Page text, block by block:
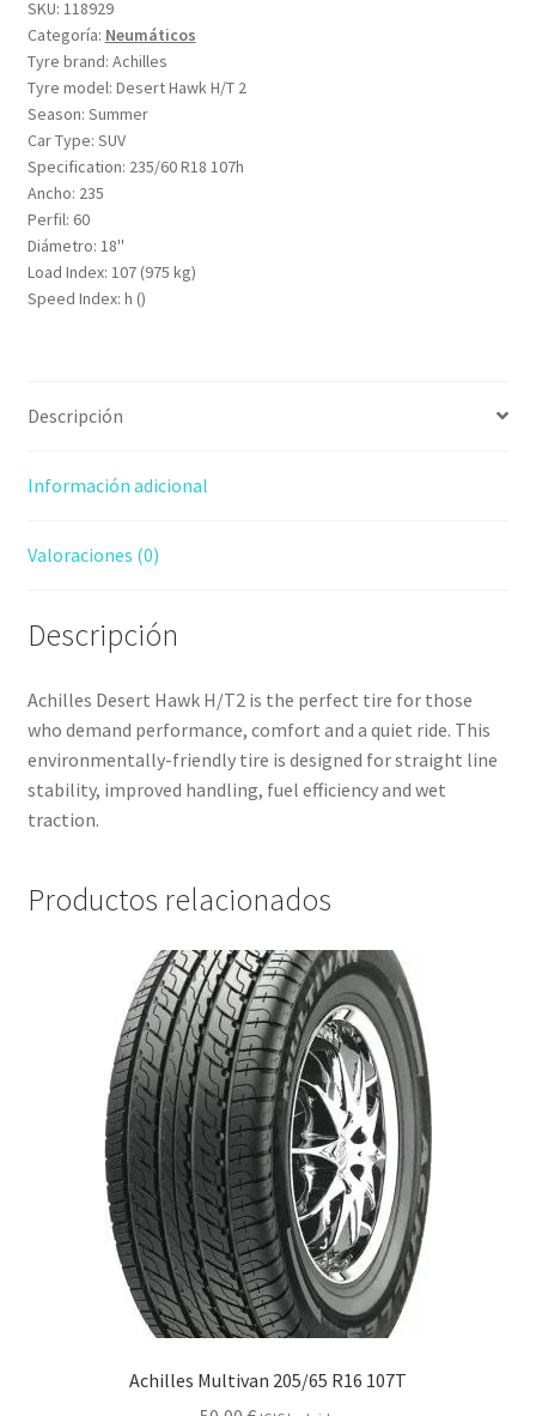
235/60
R18
107h
XL
cantidad
SKU: 118929
Categoría: Neumáticos
Tyre brand: Achilles
Tyre model: Desert Hawk H/T 2
Season: Summer
Car Type: SUV
Specification: 235/60 R18 107h
Ancho: 235
Perfil: 60
Diámetro: 18''
Load Index: 107 (975 kg)
Speed Index: h ()
Descripción
Información adicional
Valoraciones (0)
Descripción
Achilles Desert Hawk H/T2 is the perfect tire for those
who demand performance, comfort and a quiet ride. This
environmentally-friendly tire is designed for straight line
stability, improved handling, fuel efficiency and wet
traction.
Productos relacionados
Achilles Multivan 205/65 R16 107T